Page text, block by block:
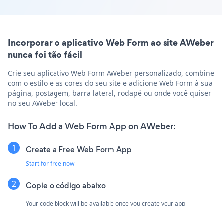
Incorporar o aplicativo Web Form ao site AWeber
nunca foi tão fácil
Crie seu aplicativo Web Form AWeber personalizado, combine
com o estilo e as cores do seu site e adicione Web Form à sua
página, postagem, barra lateral, rodapé ou onde você quiser
no seu AWeber local.
How To Add a Web Form App on AWeber:
Create a Free Web Form App
Start for free now
Copie o código abaixo
Your code block will be available once you create your app